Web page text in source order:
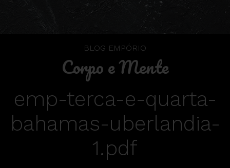
BLOG EMPÓRIO
Corpo e Mente
emp-terca-e-quarta-
bahamas-uberlandia-
1.pdf